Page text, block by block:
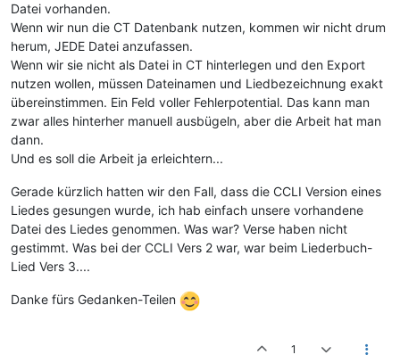
Datei vorhanden.
Wenn wir nun die CT Datenbank nutzen, kommen wir nicht drum
herum, JEDE Datei anzufassen.
Wenn wir sie nicht als Datei in CT hinterlegen und den Export
nutzen wollen, müssen Dateinamen und Liedbezeichnung exakt
übereinstimmen. Ein Feld voller Fehlerpotential. Das kann man
zwar alles hinterher manuell ausbügeln, aber die Arbeit hat man
dann.
Und es soll die Arbeit ja erleichtern...
Gerade kürzlich hatten wir den Fall, dass die CCLI Version eines
Liedes gesungen wurde, ich hab einfach unsere vorhandene
Datei des Liedes genommen. Was war? Verse haben nicht
gestimmt. Was bei der CCLI Vers 2 war, war beim Liederbuch-
Lied Vers 3....
Danke fürs Gedanken-Teilen
1